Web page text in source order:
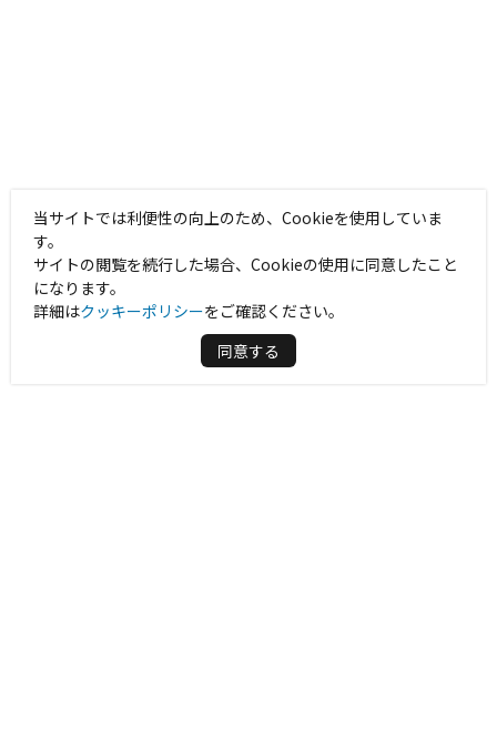
当サイトでは利便性の向上のため、Cookieを使用していま
す。
サイトの閲覧を続行した場合、Cookieの使用に同意したこと
になります。
詳細はクッキーポリシーをご確認ください。
同意する